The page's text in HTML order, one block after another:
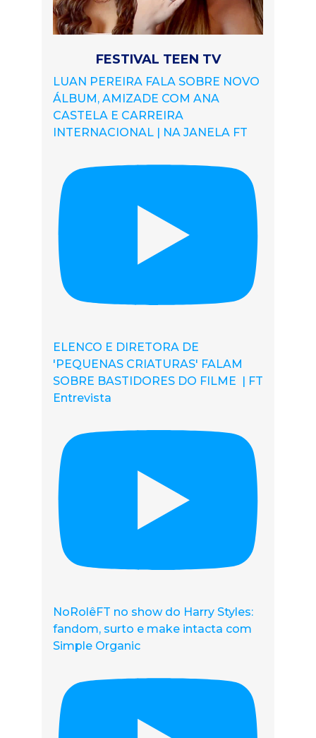
FESTIVAL TEEN TV
LUAN PEREIRA FALA SOBRE NOVO
ÁLBUM, AMIZADE COM ANA
CASTELA E CARREIRA
INTERNACIONAL | NA JANELA FT
ELENCO E DIRETORA DE
'PEQUENAS CRIATURAS' FALAM
SOBRE BASTIDORES DO FILME | FT
Entrevista
NoRolêFT no show do Harry Styles:
fandom, surto e make intacta com
Simple Organic